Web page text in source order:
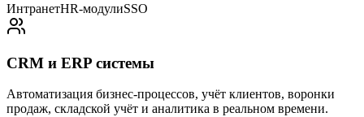
ИнтранетHR-модулиSSO
CRM и ERP системы
Автоматизация бизнес-процессов, учёт клиентов, воронки
продаж, складской учёт и аналитика в реальном времени.